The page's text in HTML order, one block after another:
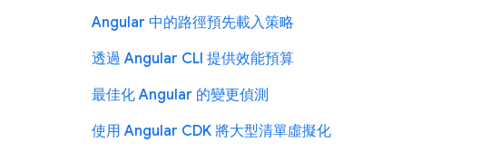
Angular 中的路徑預先載入策略
透過 Angular CLI 提供效能預算
最佳化 Angular 的變更偵測
使用 Angular CDK 將大型清單虛擬化